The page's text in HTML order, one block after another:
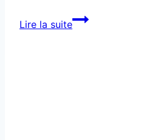
Lire la suiteComment